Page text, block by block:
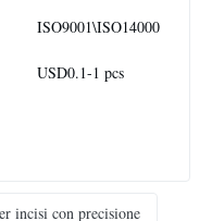
ISO9001\ISO14000
USD0.1-1 pcs
incisi con precisione